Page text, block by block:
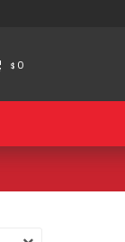
$ 0